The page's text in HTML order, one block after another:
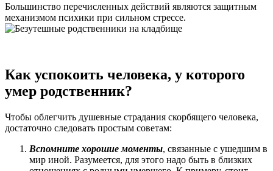
Большинство перечисленных действий являются защитным
механизмом психики при сильном стрессе.
Как успокоить человека, у которого
умер родственник?
Чтобы облегчить душевные страдания скорбящего человека,
достаточно следовать простым советам:
Вспомните хорошие моменты, связанные с ушедшим в
мир иной. Разумеется, для этого надо быть в близких